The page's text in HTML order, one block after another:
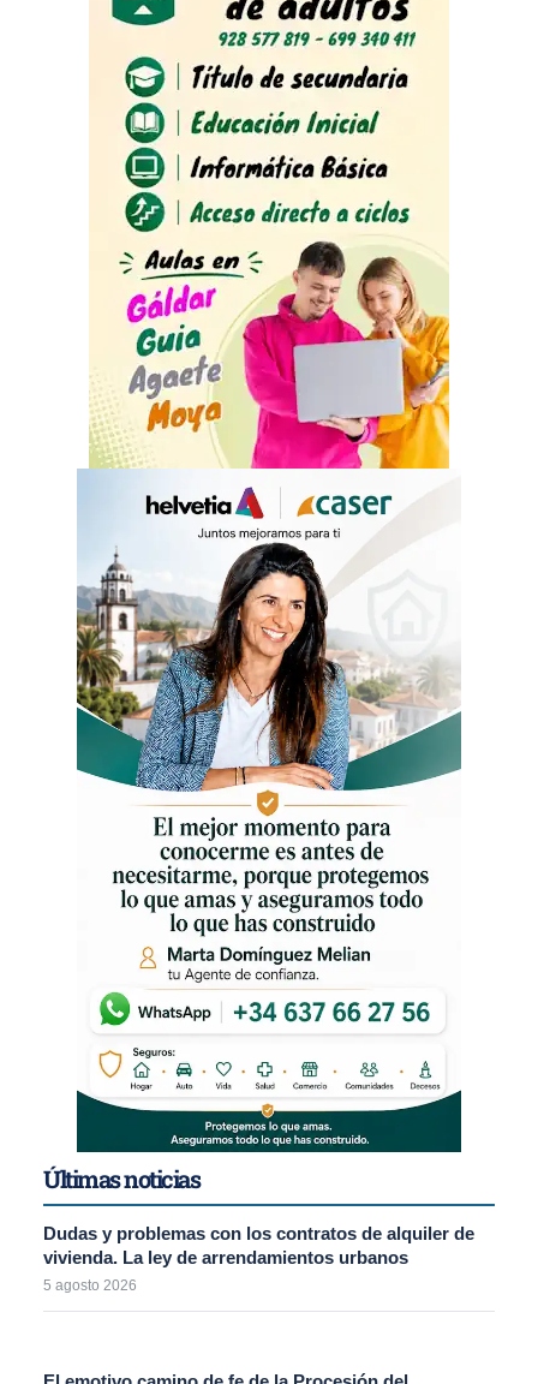
Últimas noticias
Dudas y problemas con los contratos de alquiler de
vivienda. La ley de arrendamientos urbanos
5 agosto 2026